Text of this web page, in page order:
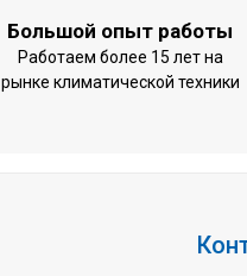
852x1030x400 мм
95 кг
Большой опыт работы
Работаем более 15 лет на
рынке климатической техники